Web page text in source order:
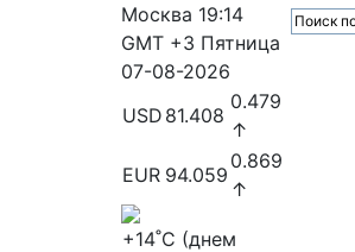
Москва 19:14
GMT +3 Пятница
07-08-2026
USD 81.408
0.479
↑
EUR 94.059
0.869
↑
+14˚C (днем